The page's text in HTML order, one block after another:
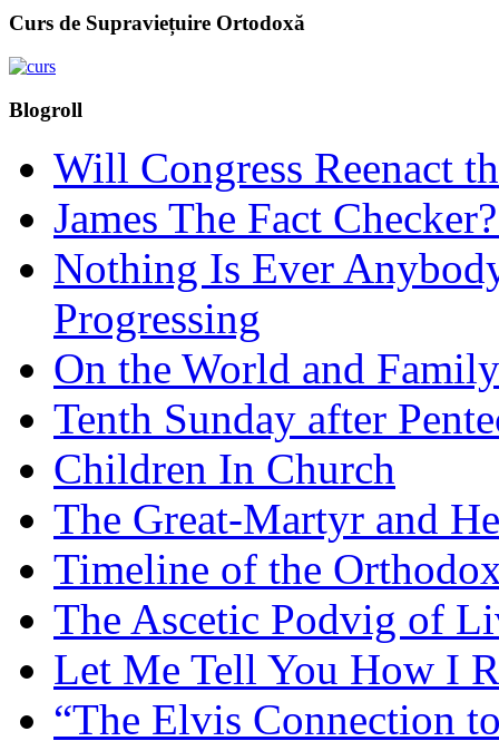
Curs de Supraviețuire Ortodoxă
Blogroll
Will Congress Reenact
James The Fact
Nothing Is Ever
Progressing
On the World and Family
Tenth Sunday after
Children In Church
The Great-Martyr and
Timeline of the
The Ascetic Podvig of
Let Me Tell You How I
“The Elvis Connection